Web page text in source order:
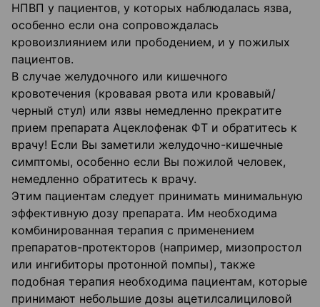
НПВП у пациентов, у которых наблюдалась язва,
особенно если она сопровождалась
кровоизлиянием или прободением, и у пожилых
пациентов.
В случае желудочного или кишечного
кровотечения (кровавая рвота или кровавый/
черный стул) или язвы немедленно прекратите
прием препарата Ацеклофенак ФТ и обратитесь к
врачу! Если Вы заметили желудочно-кишечные
симптомы, особенно если Вы пожилой человек,
немедленно обратитесь к врачу.
Этим пациентам следует принимать минимальную
эффективную дозу препарата. Им необходима
комбинированная терапия с применением
препаратов-протекторов (например, мизопростол
или ингибиторы протонной помпы), также
подобная терапия необходима пациентам, которые
принимают небольшие дозы ацетилсалициловой